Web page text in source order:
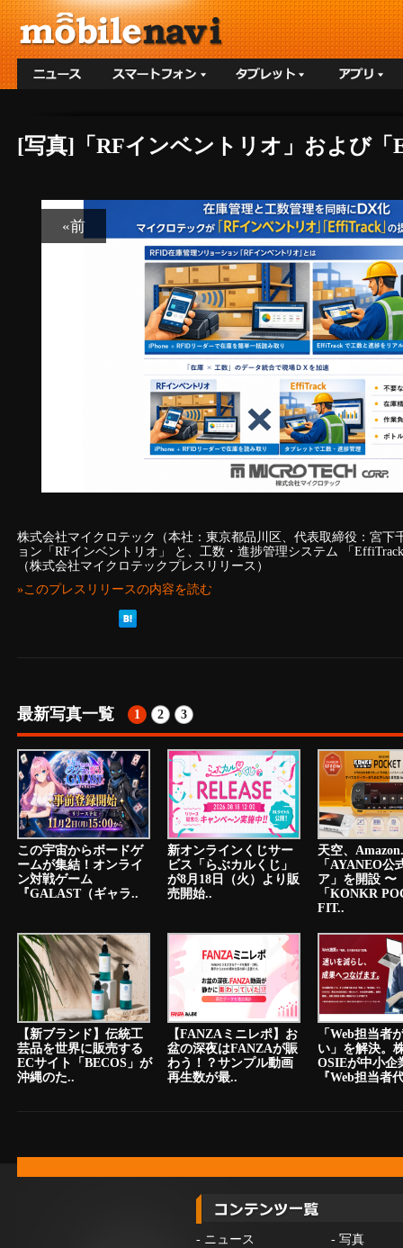
[写真]「RFインベントリオ」および
«前
株式会社マイクロテック（本社：東京都品川区、代表取締役：宮下
ョン「RFインベントリオ」 と、工数・進捗管理システム 「
（株式会社マイクロテックプレスリリース）
»このプレスリリースの内容を読む
最新写真一覧 1 2 3
この宇宙からボードゲ
ームが集結！オンライ
ン対戦ゲーム
『GALAST（ギャラ..
新オンラインくじサー
ビス「らぶカルくじ」
が8月18日（火）より販
売開始..
天空、
「AYANEO公
ア」を開設 〜
「KONKR
FIT..
【新ブランド】伝統工
芸品を世界に販売する
ECサイト「BECOS」が
沖縄のた..
【FANZAミニレポ】お
盆の深夜はFANZAが賑
わう！？サンプル動画
再生数が最..
「Web担当者
い」を解決。
OSIEが中小企
『Web担当者
- ニュース - 写真